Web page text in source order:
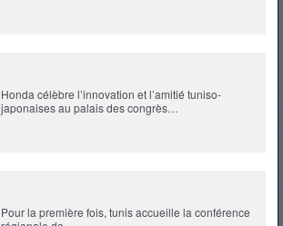
Honda célèbre l’innovation et l’amitié tuniso-
japonaises au palais des congrès…
Pour la première fois, tunis accueille la conférence